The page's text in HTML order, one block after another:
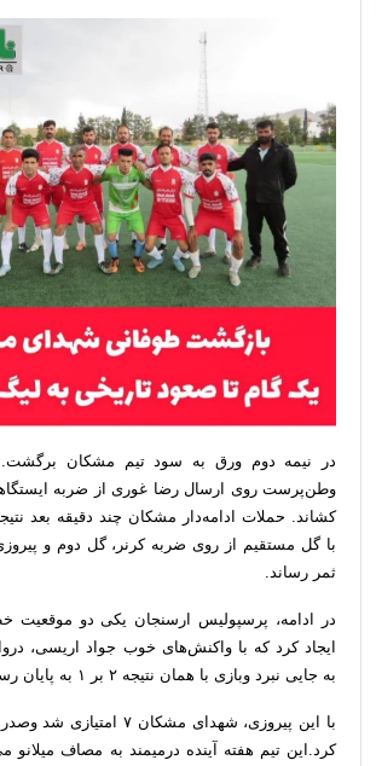
وطن‌پرست روی ارسال رضا غوری از ضربه
کشاند. حملات ادامه‌دار مشکان چند دقیقه بعد
با گل مستقیم از روی ضربه کرنر، گل دوم و
ثمر رساند.
در ادامه، پرسپولیس ارسنجان یکی دو موقعیت
ایجاد کرد که با واکنش‌های خوب جواد اریسی،
به جایی نبرد وبازی با همان نتیجه ۲ بر ۱ به پایان رسید.
با این پیروزی، شهدای مشکان ۷
کرد.این تیم هفته آینده درمیمند به مصاف میلانو